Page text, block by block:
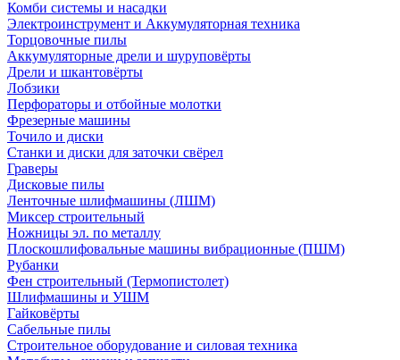
Комби системы и насадки
Электроинструмент и Аккумуляторная техника
Торцовочные пилы
Аккумуляторные дрели и шуруповёрты
Дрели и шкантовёрты
Лобзики
Перфораторы и отбойные молотки
Фрезерные машины
Точило и диски
Станки и диски для заточки свёрел
Граверы
Дисковые пилы
Ленточные шлифмашины (ЛШМ)
Миксер строительный
Ножницы эл. по металлу
Плоскошлифовальные машины вибрационные (ПШМ)
Рубанки
Фен строительный (Термопистолет)
Шлифмашины и УШМ
Гайковёрты
Сабельные пилы
Строительное оборудование и силовая техника